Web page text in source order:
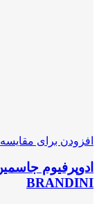
افزودن برای مقایسه
BRANDINI